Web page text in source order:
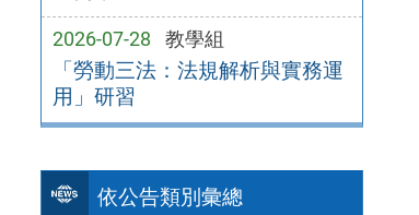
2026-07-28 教學組
「勞動三法：法規解析與實務運
用」研習
依公告類別彙總